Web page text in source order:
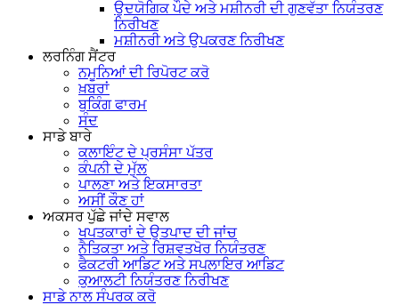
ਉਦਯੋਗਿਕ ਪੌਦੇ ਅਤੇ ਮਸ਼ੀਨਰੀ ਦੀ ਗੁਣਵੱਤਾ ਨਿਯੰਤਰਣ
ਨਿਰੀਖਣ
ਮਸ਼ੀਨਰੀ ਅਤੇ ਉਪਕਰਣ ਨਿਰੀਖਣ
ਲਰਨਿੰਗ ਸੈਂਟਰ
ਨਮੂਨਿਆਂ ਦੀ ਰਿਪੋਰਟ ਕਰੋ
ਖ਼ਬਰਾਂ
ਬੁਕਿੰਗ ਫਾਰਮ
ਸੰਦ
ਸਾਡੇ ਬਾਰੇ
ਕਲਾਇੰਟ ਦੇ ਪ੍ਰਸੰਸਾ ਪੱਤਰ
ਕੰਪਨੀ ਦੇ ਮੁੱਲ
ਪਾਲਣਾ ਅਤੇ ਇਕਸਾਰਤਾ
ਅਸੀਂ ਕੌਣ ਹਾਂ
ਅਕਸਰ ਪੁੱਛੇ ਜਾਂਦੇ ਸਵਾਲ
ਖਪਤਕਾਰਾਂ ਦੇ ਉਤਪਾਦ ਦੀ ਜਾਂਚ
ਨੈਤਿਕਤਾ ਅਤੇ ਰਿਸ਼ਵਤਖੋਰ ਨਿਯੰਤਰਣ
ਫੈਕਟਰੀ ਆਡਿਟ ਅਤੇ ਸਪਲਾਇਰ ਆਡਿਟ
ਕੁਆਲਟੀ ਨਿਯੰਤਰਣ ਨਿਰੀਖਣ
ਸਾਡੇ ਨਾਲ ਸੰਪਰਕ ਕਰੋ